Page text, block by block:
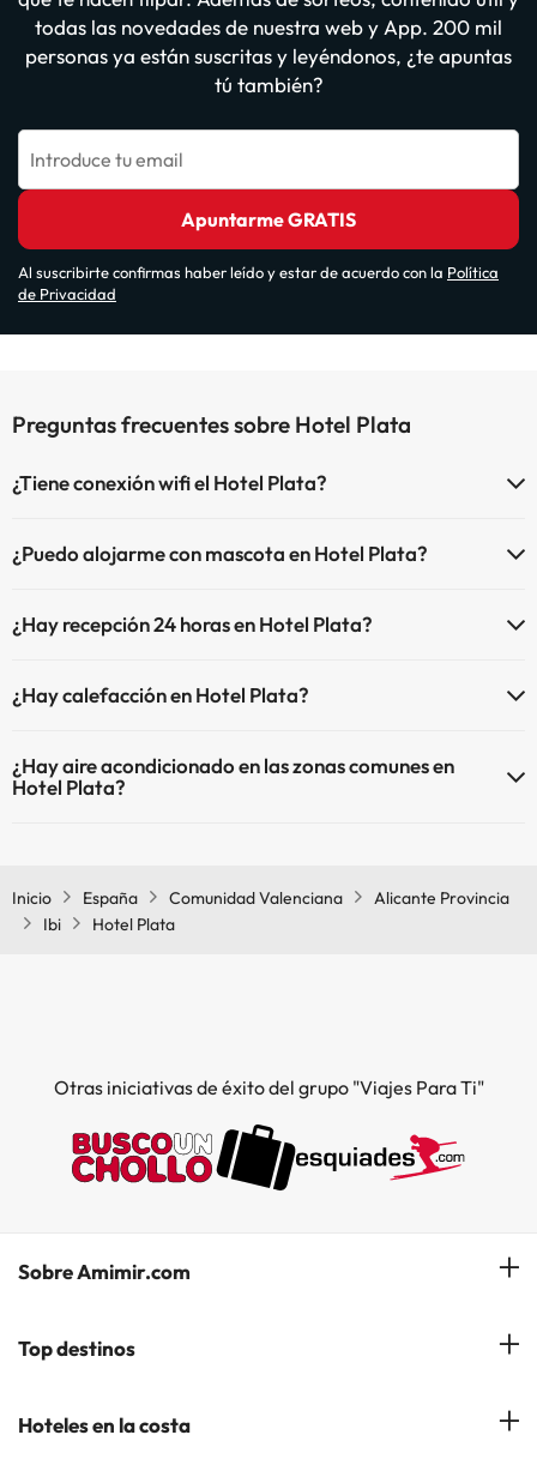
todas las novedades de nuestra web y App. 200 mil
personas ya están suscritas y leyéndonos, ¿te apuntas
tú también?
Introduce tu email
Apuntarme GRATIS
Al suscribirte confirmas haber leído y estar de acuerdo con la Política
de Privacidad
Preguntas frecuentes sobre Hotel Plata
¿Tiene conexión wifi el Hotel Plata?
¿Puedo alojarme con mascota en Hotel Plata?
¿Hay recepción 24 horas en Hotel Plata?
¿Hay calefacción en Hotel Plata?
¿Hay aire acondicionado en las zonas comunes en
Hotel Plata?
Inicio España Comunidad Valenciana
Alicante Provincia
Ibi
Hotel Plata
Otras iniciativas de éxito del grupo "Viajes Para Ti"
Sobre Amimir.com
¿Quiénes somos?
Gestionar mi reserva
Top destinos
Hoteles en Salou
Hoteles en la costa